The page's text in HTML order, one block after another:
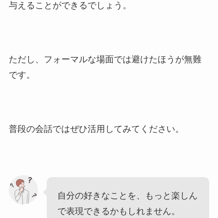
与えることができるでしょう。
ただし、フォーマルな場面では避けたほうが無難
です。
普段の会話ではぜひ活用してみてください。
自分の好きなことを、もっと楽しん
で表現できるかもしれません。